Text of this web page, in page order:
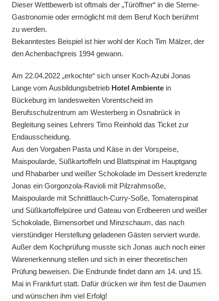
Dieser Wettbewerb ist oftmals der „Türöffner“ in die Sterne-
Gastronomie oder ermöglicht mit dem Beruf Koch berühmt
zu werden.
Bekanntestes Beispiel ist hier wohl der Koch Tim Mälzer, der
den Achenbachpreis 1994 gewann.
Am 22.04.2022 „erkochte“ sich unser Koch-Azubi Jonas
Lange vom Ausbildungsbetrieb Hotel Ambiente in
Bückeburg im landesweiten Vorentscheid im
Berufsschulzentrum am Westerberg in Osnabrück in
Begleitung seines Lehrers Timo Reinhold das Ticket zur
Endausscheidung.
Aus den Vorgaben Pasta und Käse in der Vorspeise,
Maispoularde, Süßkartoffeln und Blattspinat im Hauptgang
und Rhabarber und weißer Schokolade im Dessert kredenzte
Jonas ein Gorgonzola-Ravioli mit Pilzrahmsoße,
Maispoularde mit Schnittlauch-Curry-Soße, Tomatenspinat
und Süßkartoffelpüree und Gateau von Erdbeeren und weißer
Schokolade, Birnensorbet und Minzschaum, das nach
vierstündiger Herstellung geladenen Gästen serviert wurde.
Außer dem Kochprüfung musste sich Jonas auch noch einer
Warenerkennung stellen und sich in einer theoretischen
Prüfung beweisen. Die Endrunde findet dann am 14. und 15.
Mai in Frankfurt statt. Dafür drücken wir ihm fest die Daumen
und wünschen ihm viel Erfolg!